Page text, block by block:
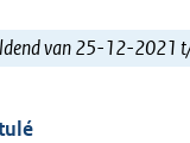
van 25-12-